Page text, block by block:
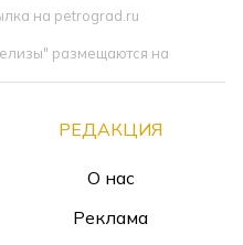
на petrograd.ru
размещаются на
РЕДАКЦИЯ
О нас
Реклама